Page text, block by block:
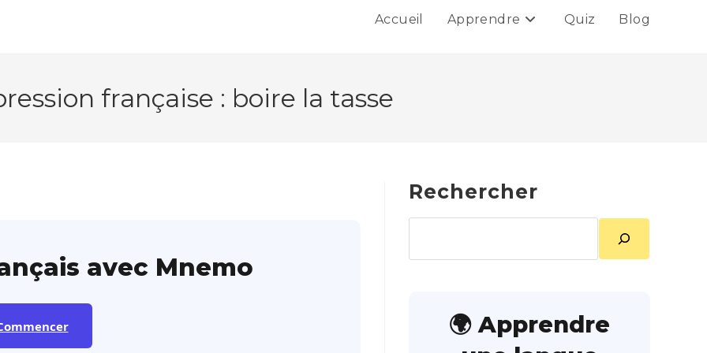
Accueil Apprendre Quiz Blog
française : boire la tasse
avec Mnemo
Rechercher
🌍 Apprendre